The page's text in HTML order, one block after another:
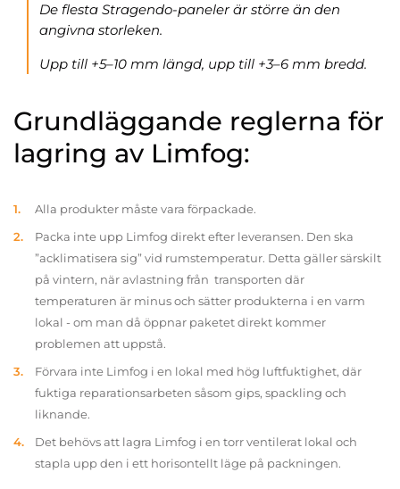
De flesta Stragendo-paneler är större än den
angivna storleken.
Upp till +5–10 mm längd, upp till +3–6 mm bredd.
Grundläggande reglerna för
lagring av Limfog:
Alla produkter måste vara förpackade.
Packa inte upp Limfog direkt efter leveransen. Den ska
”acklimatisera sig” vid rumstemperatur. Detta gäller särskilt
på vintern, när avlastning från transporten där
temperaturen är minus och sätter produkterna i en varm
lokal - om man då öppnar paketet direkt kommer
problemen att uppstå.
Förvara inte Limfog i en lokal med hög luftfuktighet, där
fuktiga reparationsarbeten såsom gips, spackling och
liknande.
Det behövs att lagra Limfog i en torr ventilerat lokal och
stapla upp den i ett horisontellt läge på packningen.